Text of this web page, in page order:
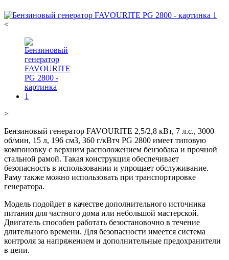
<
>
Бензиновый генератор FAVOURITE 2,5/2,8 кВт, 7 л.с., 3000
об/мин, 15 л, 196 см3, 360 г/кВтч PG 2800 имеет типовую
компоновку с верхним расположением бензобака и прочной
стальной рамой. Такая конструкция обеспечивает
безопасность в использовании и упрощает обслуживание.
Раму также можно использовать при транспортировке
генератора.
Модель подойдет в качестве дополнительного источника
питания для частного дома или небольшой мастерской.
Двигатель способен работать безостановочно в течение
длительного времени. Для безопасности имеется система
контроля за напряжением и дополнительные предохранители
в цепи.